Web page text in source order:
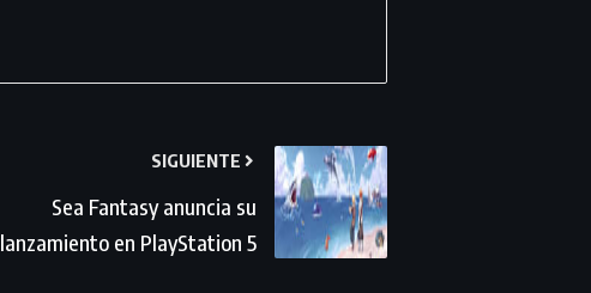
SIGUIENTE
Sea Fantasy anuncia su
lanzamiento en PlayStation 5